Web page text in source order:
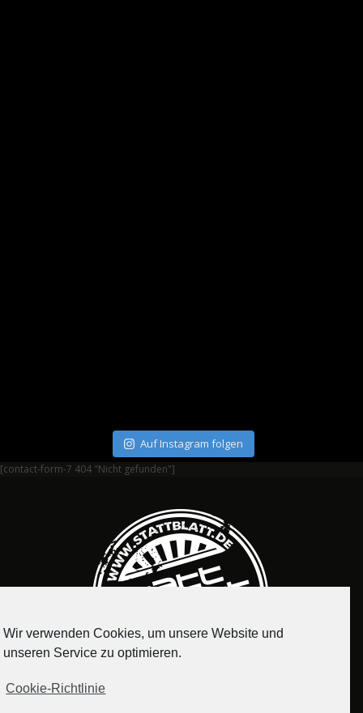
Auf Instagram folgen
[contact-form-7 404 "Nicht gefunden"]
Wir verwenden Cookies, um unsere Website und
unseren Service zu optimieren.
Cookie-Richtlinie